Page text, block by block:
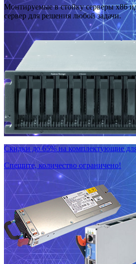
Монтируемые в стойку серверы x86
сервер для решения любой задачи.
Скидки до 65% на комплектующие
Спешите, количество ограничено!